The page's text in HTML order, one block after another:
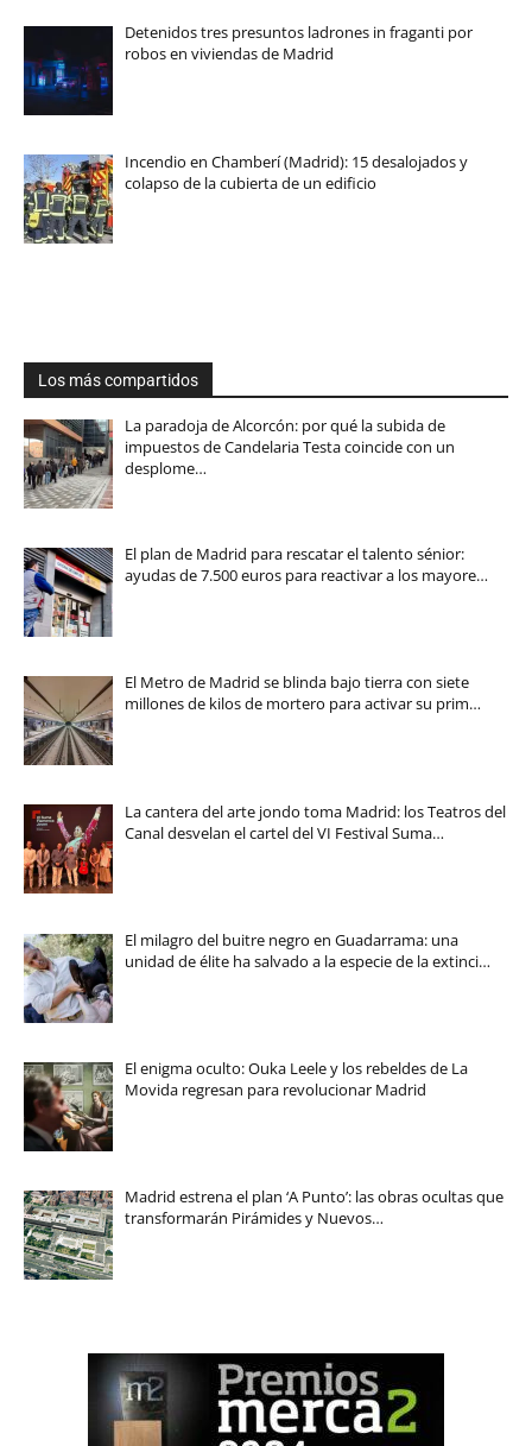
Detenidos tres presuntos ladrones in fraganti por
robos en viviendas de Madrid
Incendio en Chamberí (Madrid): 15 desalojados y
colapso de la cubierta de un edificio
Los más compartidos
La paradoja de Alcorcón: por qué la subida de
impuestos de Candelaria Testa coincide con un
desplome…
El plan de Madrid para rescatar el talento sénior:
ayudas de 7.500 euros para reactivar a los mayore…
El Metro de Madrid se blinda bajo tierra con siete
millones de kilos de mortero para activar su prim…
La cantera del arte jondo toma Madrid: los Teatros del
Canal desvelan el cartel del VI Festival Suma…
El milagro del buitre negro en Guadarrama: una
unidad de élite ha salvado a la especie de la extinci…
El enigma oculto: Ouka Leele y los rebeldes de La
Movida regresan para revolucionar Madrid
Madrid estrena el plan ‘A Punto’: las obras ocultas que
transformarán Pirámides y Nuevos…